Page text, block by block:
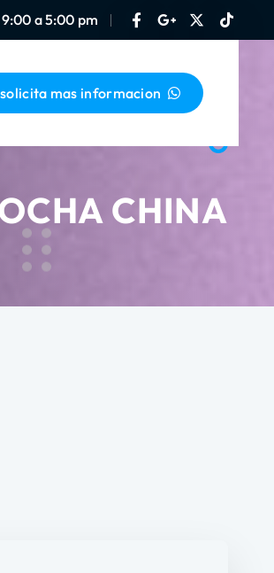
a 5:00 pm
solicita mas informacion
CHINA